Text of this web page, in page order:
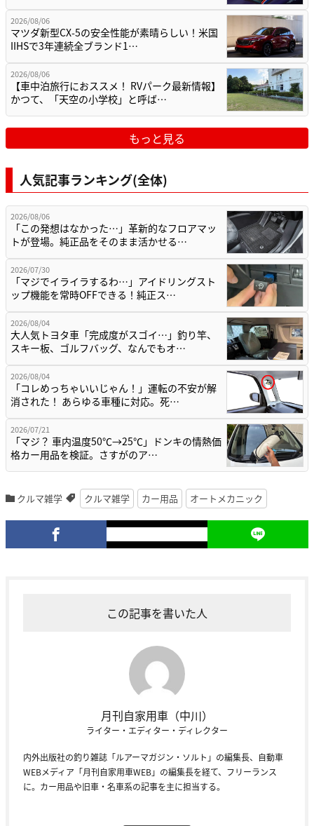
2026/08/06
マツダ新型CX-5の安全性能が素晴らしい！米国
IIHSで3年連続全ブランド1…
2026/08/06
【車中泊旅行におススメ！ RVパーク最新情報】
かつて、「天空の小学校」と呼ば…
もっと見る
人気記事ランキング(全体)
2026/08/06
「この発想はなかった…」革新的なフロアマッ
トが登場。純正品をそのまま活かせる…
2026/07/30
「マジでイライラするわ…」アイドリングスト
ップ機能を常時OFFできる！純正ス…
2026/08/04
大人気トヨタ車「完成度がスゴイ…」釣り竿、
スキー板、ゴルフバッグ、なんでもオ…
2026/08/04
「コレめっちゃいいじゃん！」運転の不安が解
消された！ あらゆる車種に対応。死…
2026/07/21
「マジ？ 車内温度50℃→25℃」ドンキの情熱価
格カー用品を検証。さすがのア…
クルマ雑学 クルマ雑学 カー用品 オートメカニック
この記事を書いた人
月刊自家用車（中川）
ライター・エディター・ディレクター
内外出版社の釣り雑誌「ルアーマガジン・ソルト」の編集長、自動車
WEBメディア「月刊自家用車WEB」の編集長を経て、フリーランス
に。カー用品や旧車・名車系の記事を主に担当する。